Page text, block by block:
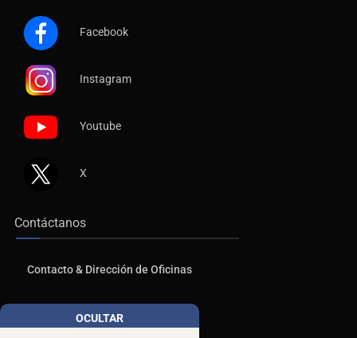
Facebook
Instagram
Youtube
X
Contáctanos
Contacto & Dirección de Oficinas
PublicidadOCULTAR